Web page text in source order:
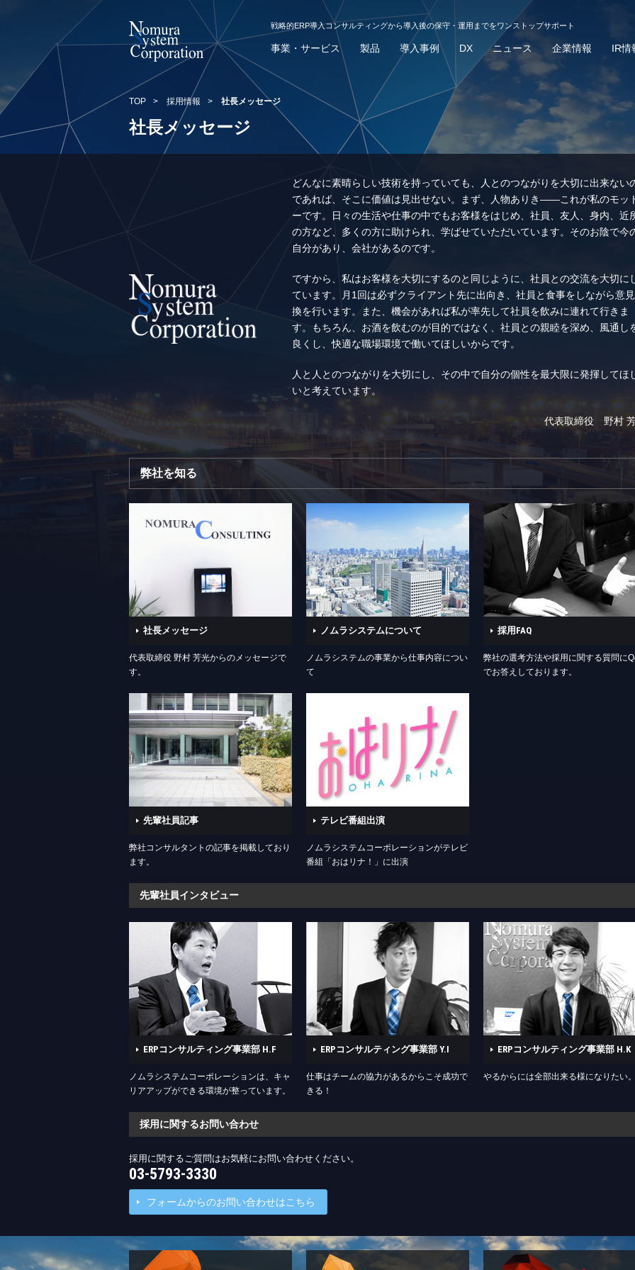
戦略的ERP導入コンサルティングから導入後の保守・運用までをワンストップサポート
事業・サービス 製品 導入事例 DX ニュース 企業情報 IR情
TOP > 採用情報 > 社長メッセージ
社長メッセージ
どんなに素晴らしい技術を持っていても、人とのつながりを大切に出来ない
であれば、そこに価値は見出せない。まず、人物ありき――これが私のモッ
ーです。日々の生活や仕事の中でもお客様をはじめ、社員、友人、身内、近
の方など、多くの方に助けられ、学ばせていただいています。そのお陰で今
自分があり、会社があるのです。
ですから、私はお客様を大切にするのと同じように、社員との交流を大切に
ています。月1回は必ずクライアント先に出向き、社員と食事をしながら意
換を行います。また、機会があれば私が率先して社員を飲みに連れて行きま
す。もちろん、お酒を飲むのが目的ではなく、社員との親睦を深め、風通し
良くし、快適な職場環境で働いてほしいからです。
人と人とのつながりを大切にし、その中で自分の個性を最大限に発揮してほ
いと考えています。
代表取締役 野村
弊社を知る
社長メッセージ
代表取締役 野村 芳光からのメッセージで
す。
ノムラシステムについて
ノムラシステムの事業から仕事内容につい
て
採用FAQ
弊社の選考方法や採用に関する質問に
でお答えしております。
先輩社員記事
弊社コンサルタントの記事を掲載しており
ます。
テレビ番組出演
ノムラシステムコーポレーションがテレビ
番組「おはリナ！」に出演
先輩社員インタビュー
ERPコンサルティング事業部 H.F
ノムラシステムコーポレーションは、キャ
リアアップができる環境が整っています。
ERPコンサルティング事業部 Y.I
仕事はチームの協力があるからこそ成功で
きる！
ERPコンサルティング事業部 H.K
やるからには全部出来る様になりたい
採用に関するお問い合わせ
採用に関するご質問はお気軽にお問い合わせください。
03-5793-3330
フォームからのお問い合わせはこちら